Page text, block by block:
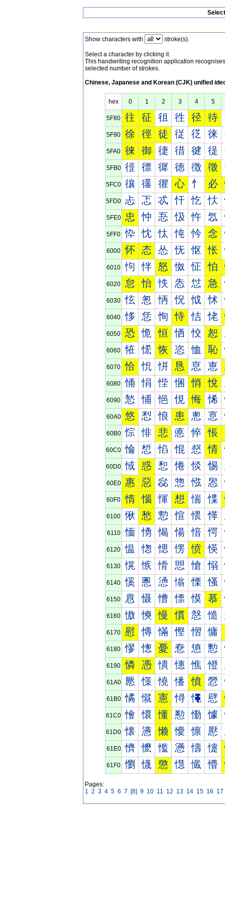
Show characters with stroke(s).
Select a character by clicking it.
This handwriting recognition application
selected number of strokes.
Chinese, Japanese and Korean (CJK) unified
hex 0 1 2 3 4 5
5F80 往 征 徂 徃 径 待
5F90 徐 徑 徒 従 徔 徕
5FA0 徠 御 徢 徣 徤 徥
5FB0 徰 徱 徲 徳 徴 徵
5FC0 忀 忁 忂 心 忄 必
5FD0 忐 忑 忒 忓 忔 忕
5FE0 忠 忡 忢 忣 忤 忥
5FF0 忰 忱 忲 忳 忴 念
6000 怀 态 怂 怃 怄 怅
6010 怐 怑 怒 怓 怔 怕
6020 怠 怡 怢 怣 怤 急
6030 怰 怱 怲 怳 怴 怵
6040 恀 恁 恂 恃 恄 恅
6050 恐 恑 恒 恓 恔 恕
6060 恠 恡 恢 恣 恤 恥
6070 恰 恱 恲 恳 恴 恵
6080 悀 悁 悂 悃 悄 悅
6090 悐 悑 悒 悓 悔 悕
60A0 悠 悡 悢 患 悤 悥
60B0 悰 悱 悲 悳 悴 悵
60C0 惀 惁 惂 惃 惄 情
60D0 惐 惑 惒 惓 惔 惕
60E0 惠 惡 惢 惣 惤 惥
60F0 惰 惱 惲 想 惴 惵
6100 愀 愁 愂 愃 愄 愅
6110 愐 愑 愒 愓 愔 愕
6120 愠 愡 愢 愣 愤 愥
6130 愰 愱 愲 愳 愴 愵
6140 慀 慁 慂 慃 慄 慅
6150 慐 慑 慒 慓 慔 慕
6160 慠 慡 慢 慣 慤 慥
6170 慰 慱 慲 慳 慴 慵
6180 憀 憁 憂 憃 憄 憅
6190 憐 憑 憒 憓 憔 憕
61A0 憠 憡 憢 憣 憤 憥
61B0 憰 憱 憲 憳 憴 憵
61C0 懀 懁 懂 懃 懄 懅
61D0 懐 懑 懒 懓 懔 懕
61E0 懠 懡 懢 懣 懤 懥
61F0 懰 懱 懲 懳 懴 懵
Pages:
1 2 3 4 5 6 7 [8] 9 10 11 12 13 14 15 16 17